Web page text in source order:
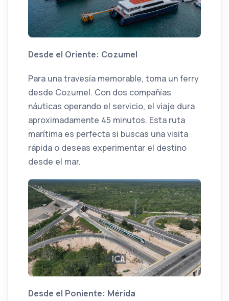
Desde el Oriente: Cozumel
Para una travesía memorable, toma un ferry
desde Cozumel. Con dos compañías
náuticas operando el servicio, el viaje dura
aproximadamente 45 minutos. Esta ruta
marítima es perfecta si buscas una visita
rápida o deseas experimentar el destino
desde el mar.
Desde el Poniente: Mérida